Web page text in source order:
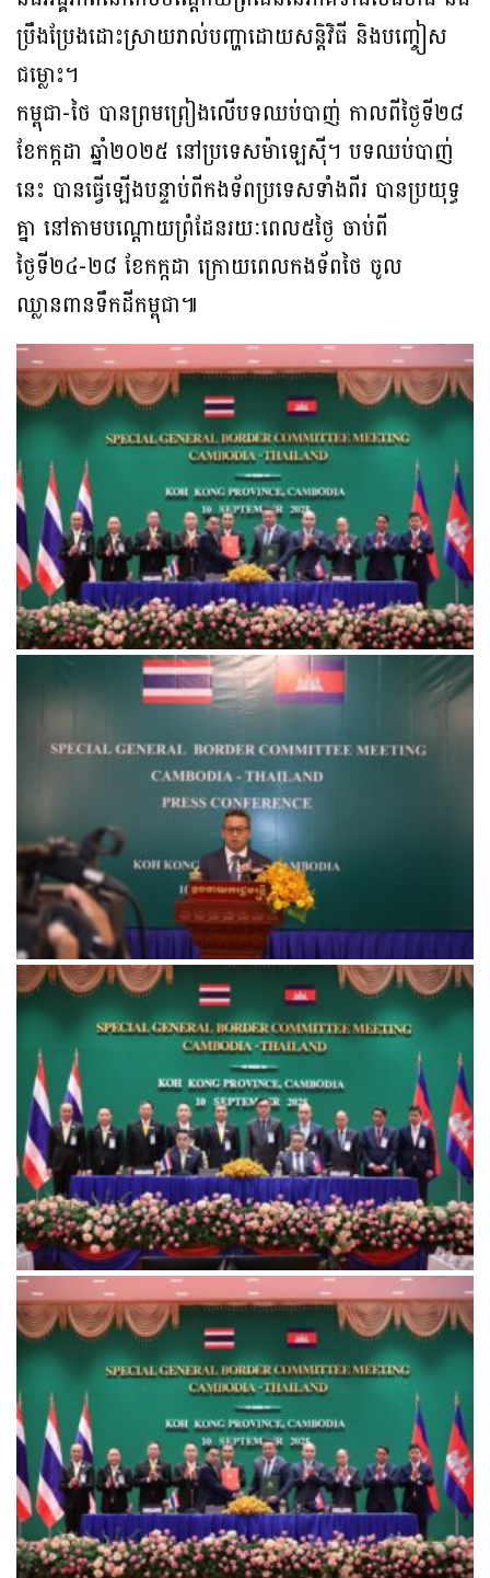
ប្រឹងប្រែងដោះស្រាយរាល់បញ្ហាដោយសន្តិវិធី និងបញ្ចៀស
ជម្លោះ។
កម្ពុជា-ថៃ បានព្រមព្រៀងលើបទឈប់បាញ់ កាលពីថ្ងៃទី២៨
ខែកក្កដា ឆ្នាំ២០២៥ នៅប្រទេសម៉ាឡេស៊ី។ បទឈប់បាញ់
នេះ បានធ្វើឡើងបន្ទាប់ពីកងទ័ពប្រទេសទាំងពីរ បានប្រយុទ្ធ
គ្នា នៅតាមបណ្តោយព្រំដែនរយៈពេល៥ថ្ងៃ ចាប់ពី
ថ្ងៃទី២៤-២៨ ខែកក្កដា ក្រោយពេលកងទ័ពថៃ ចូល
ឈ្លានពានទឹកដីកម្ពុជា៕